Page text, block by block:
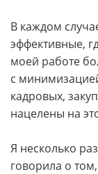
В каждом
эффективные,
моей работе
с
кадровых,
нацелены на
Я несколько
говорила о